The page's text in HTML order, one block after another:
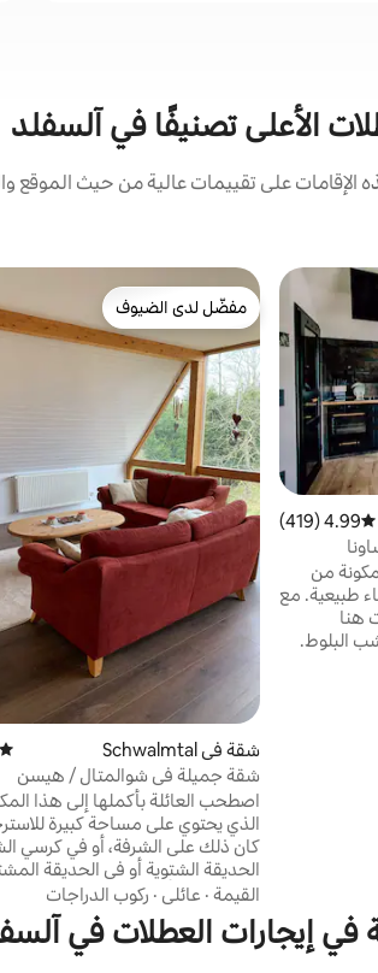
الأعلى تصنيفًا في آلسفلد
على تقييمات عالية من حيث الموقع
متوسط التقييم 4.99 من 5، 419 مراجعات
4.99 (419)
من
غرفة واحدة فقط باستخدام مواد بناء طبيعية. مع
هنا
البلوط.
للاسترخاء.
إلى درب
مفضّل لدى الضيوف
مفضّل لدى الضيوف
شقة في Schwalmtal
شقة جميلة في شوالمتال / هيسن
اصطحب العائلة بأكملها إلى هذا
الذي يحتوي على مساحة كبيرة
كان ذلك على الشرفة، أو في كرسي
الحديقة الشتوية أو في الحديقة
العديد من الأماكن التي تدعوك
في الطابق الأول. الطابق العلوي
منطقة معيشة واسعة مع واجهة
المساحات الخضراء. بالإضافة إلى
القيمة · عائلي · ركوب الدراجات
في إيجارات العطلات في